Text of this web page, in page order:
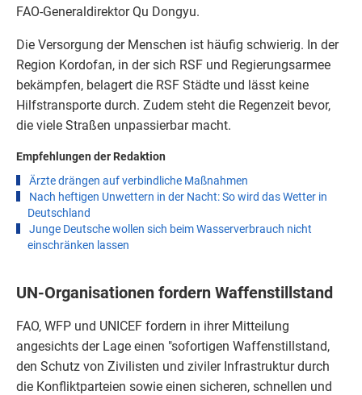
FAO-Generaldirektor Qu Dongyu.
Die Versorgung der Menschen ist häufig schwierig. In der
Region Kordofan, in der sich RSF und Regierungsarmee
bekämpfen, belagert die RSF Städte und lässt keine
Hilfstransporte durch. Zudem steht die Regenzeit bevor,
die viele Straßen unpassierbar macht.
Empfehlungen der Redaktion
Ärzte drängen auf verbindliche Maßnahmen
Nach heftigen Unwettern in der Nacht: So wird das Wetter in
Deutschland
Junge Deutsche wollen sich beim Wasserverbrauch nicht
einschränken lassen
UN-Organisationen fordern Waffenstillstand
FAO, WFP und UNICEF fordern in ihrer Mitteilung
angesichts der Lage einen "sofortigen Waffenstillstand,
den Schutz von Zivilisten und ziviler Infrastruktur durch
die Konfliktparteien sowie einen sicheren, schnellen und